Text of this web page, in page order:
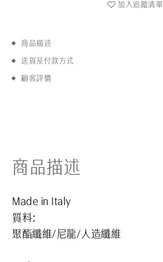
加入追蹤清單
商品描述
送貨及付款方式
顧客評價
商品描述
Made in Italy
質料:
聚酯纖維/尼龍/人造纖維